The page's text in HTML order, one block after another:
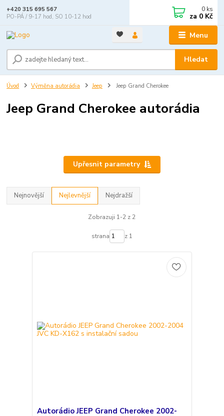
Menu
Hledat
+420 315 695 567
PO-PÁ / 9-17 hod, SO 10-12 hod
0 ks
za 0 Kč
Úvod Výměna autorádia Jeep Jeep Grand Cherokee
Jeep Grand Cherokee autorádia
Upřesnit parametry
Nejnovější Nejlevnější Nejdražší
Zobrazuji 1-2 z 2
strana z 1
Autorádio JEEP Grand Cherokee 2002-